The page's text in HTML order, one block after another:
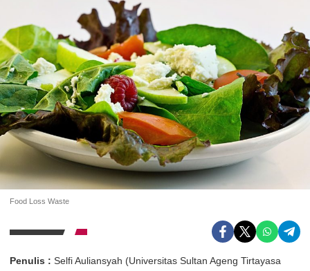
Food Loss Waste
Penulis : Selfi Auliansyah (Universitas Sultan Ageng Tirtayasa